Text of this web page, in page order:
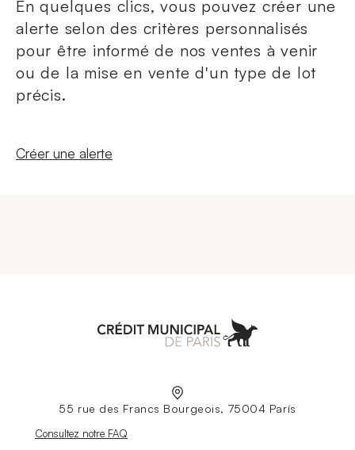
En quelques clics, vous pouvez créer une
alerte selon des critères personnalisés
pour être informé de nos ventes à venir
ou de la mise en vente d'un type de lot
précis.
Nouvelle fenêtre
Créer une alerte
55 rue des Francs Bourgeois, 75004 París
Nouvelle fenêtre
Consultez notre FAQ